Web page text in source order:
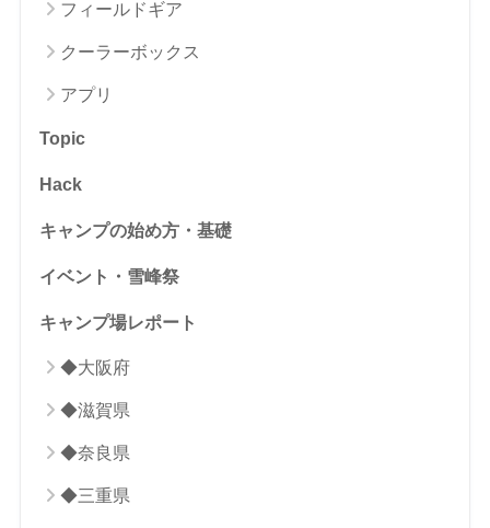
フィールドギア
クーラーボックス
アプリ
Topic
Hack
キャンプの始め方・基礎
イベント・雪峰祭
キャンプ場レポート
◆大阪府
◆滋賀県
◆奈良県
◆三重県